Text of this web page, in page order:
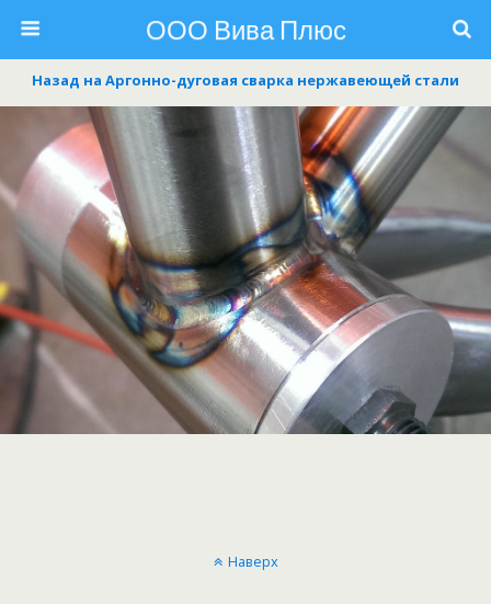
ООО Вива Плюс
Назад на Аргонно-дуговая сварка нержавеющей стали
Наверх